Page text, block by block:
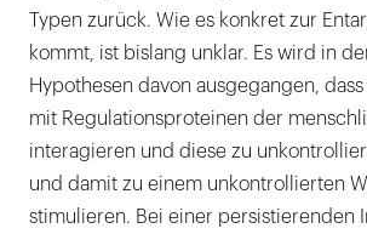
Typen zurück. Wie es konkret zur
kommt, ist bislang unklar. Es wird in
Hypothesen davon ausgegangen,
mit Regulationsproteinen der
interagieren und diese zu
und damit zu einem unkontrollierten
stimulieren. Bei einer persistierenden